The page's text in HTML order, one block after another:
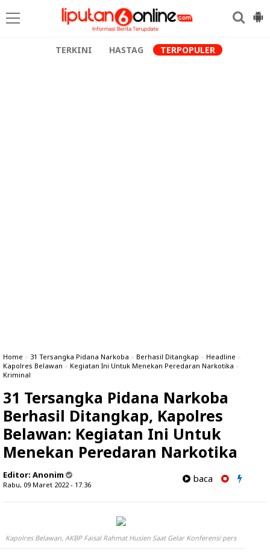
TERKINI HASTAG TERPOPULER
Home » 31 Tersangka Pidana Narkoba » Berhasil Ditangkap » Headline »
Kapolres Belawan » Kegiatan Ini Untuk Menekan Peredaran Narkotika »
Kriminal
31 Tersangka Pidana Narkoba
Berhasil Ditangkap, Kapolres
Belawan: Kegiatan Ini Untuk
Menekan Peredaran Narkotika
Editor: Anonim
Rabu, 09 Maret 2022 - 17.36
baca
Kapolres Belawan, AKBP Faisal Rahmat Husien Saat Gelar Konferensi pers